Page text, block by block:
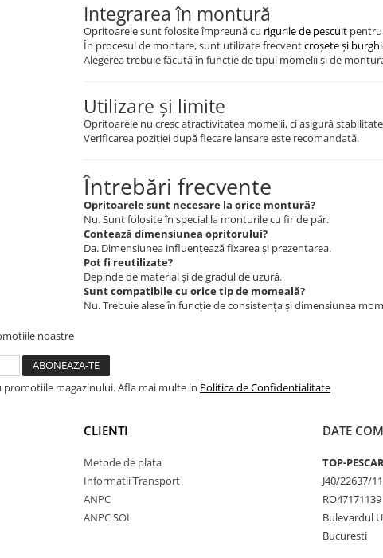
Integrarea în montură
Opritoarele sunt folosite împreună cu rigurile de pescuit
În procesul de montare, sunt utilizate frecventcroșete și
Alegerea trebuie făcută în funcție de tipul momelii și de
Utilizare și limite
Opritoarele nu cresc atractivitatea momelii, ci asigură
Verificarea poziției după fiecare lansare este recomandată.
Întrebări frecvente
Opritoarele sunt necesare la orice montură?
Nu. Sunt folosite în special la monturile cu fir de păr.
Contează dimensiunea opritorului?
Da. Dimensiunea influențează fixarea și prezentarea.
Pot fi reutilizate?
Depinde de material și de gradul de uzură.
Sunt compatibile cu orice tip de momeală?
Nu. Trebuie alese în funcție de consistența și dimensiunea
noastre
promotiile magazinului. Afla mai multe in Politica de Confidentialitate
CLIENTI
Metode de plata
Informatii Transport
ANPC
ANPC SOL
DATE
TOP-
J40/22637/
RO47171139
Bulevardul
Bucuresti